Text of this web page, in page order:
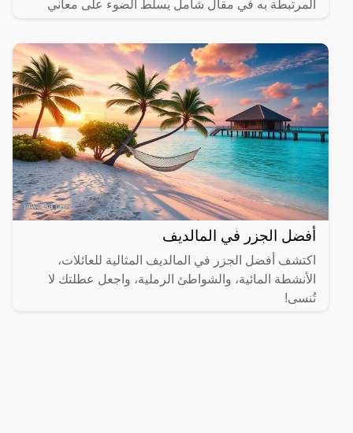
المرتبطة به في مقال شامل يسلط الضوء على معاني
أفضل الجزر في المالديف
اكتشف أفضل الجزر في المالديف المثالية للعائلات،
الأنشطة المائية، والشواطئ الرملية، واجعل عطلتك لا
تُنسى!